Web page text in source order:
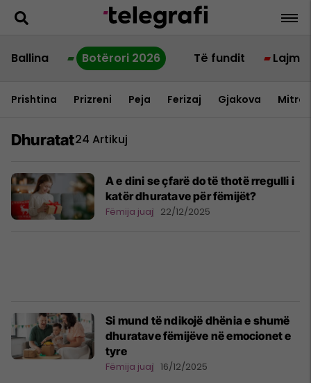
Ballina Botërori 2026 Të fundit Lajme
Prishtina Prizreni Peja Ferizaj Gjakova
Dhuratat24 Artikuj
A e dini se çfarë do të thotë rregulli i
katër dhuratave për fëmijët?
Fëmija juaj 22/12/2025
Si mund të ndikojë dhënia e shumë
dhuratave fëmijëve në emocionet e
tyre
Fëmija juaj 16/12/2025